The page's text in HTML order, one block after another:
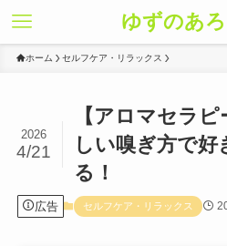
ゆずのあ
ホーム セルフケア・リラックス
【アロマセラ
しい嗅ぎ方で好
る！
2026
4/21
広告 セルフケア・リラックス